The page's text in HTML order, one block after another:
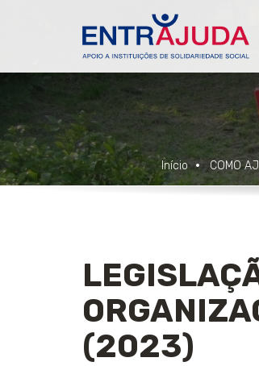
Início COMO
(2023)